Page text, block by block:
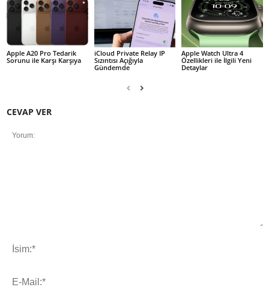
Apple A20 Pro Tedarik
Sorunu ile Karşı Karşıya
iCloud Private Relay IP
Sızıntısı Açığıyla
Gündemde
Apple Watch Ultra 4
Özellikleri ile İlgili Yeni
Detaylar
CEVAP VER